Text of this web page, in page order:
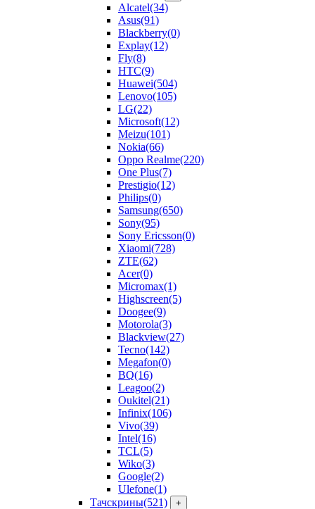
Alcatel(34)
Asus(91)
Blackberry(0)
Explay(12)
Fly(8)
HTC(9)
Huawei(504)
Lenovo(105)
LG(22)
Microsoft(12)
Meizu(101)
Nokia(66)
Oppo Realme(220)
One Plus(7)
Prestigio(12)
Philips(0)
Samsung(650)
Sony(95)
Sony Ericsson(0)
Xiaomi(728)
ZTE(62)
Acer(0)
Micromax(1)
Highscreen(5)
Doogee(9)
Motorola(3)
Blackview(27)
Tecno(142)
Megafon(0)
BQ(16)
Leagoo(2)
Oukitel(21)
Infinix(106)
Vivo(39)
Intel(16)
TCL(5)
Wiko(3)
Google(2)
Ulefone(1)
Тачскрины(521) +